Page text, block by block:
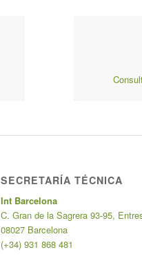
SECRETARÍA TÉCNICA
Int Barcelona
C. Gran de la Sagrera 93-95,
08027 Barcelona
(+34) 931 868 481